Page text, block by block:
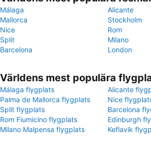
Málaga
Alicante
Mallorca
Stockholm
Nice
Rom
Split
Milano
Barcelona
London
Världens mest populära
Málaga flygplats
Alicante
Palma de Mallorca flygplats
Nice
Split flygplats
Barcelona
Rom Fiumicino flygplats
Edinburgh
Milano Malpensa flygplats
Keflavík